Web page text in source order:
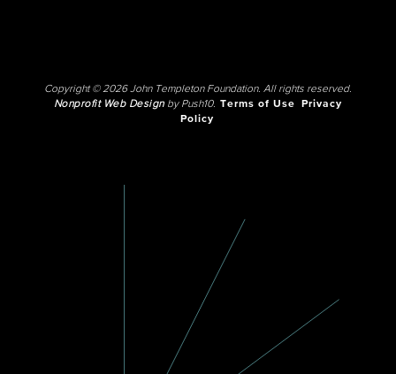
Copyright © 2026 John Templeton Foundation. All rights reserved.
Nonprofit Web Designby Push10. Terms of Use
Privacy
Policy